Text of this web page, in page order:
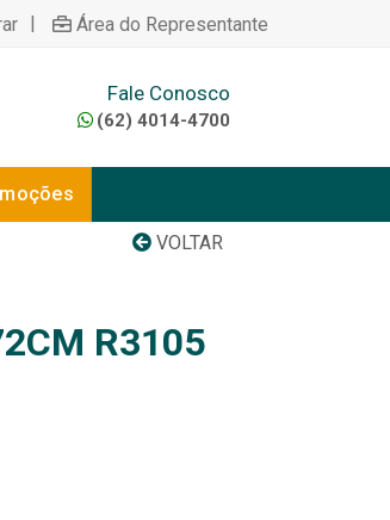
| Área do Representante
Fale Conosco
(62) 4014-4700
VOLTAR
R3105